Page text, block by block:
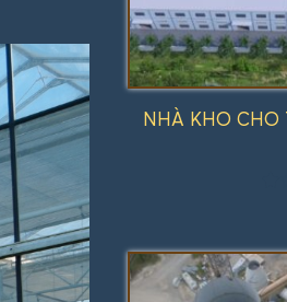
NHÀ KHO CHO
5
sao